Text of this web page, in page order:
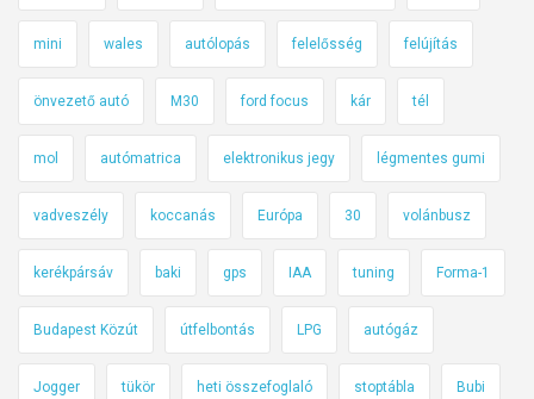
mini wales autólopás felelősség felújítás
önvezető autó M30 ford focus kár tél
mol autómatrica elektronikus jegy légmentes gumi
vadveszély koccanás Európa 30 volánbusz
kerékpársáv baki gps IAA tuning Forma-1
Budapest Közút útfelbontás LPG autógáz
Jogger tükör heti összefoglaló stoptábla Bubi